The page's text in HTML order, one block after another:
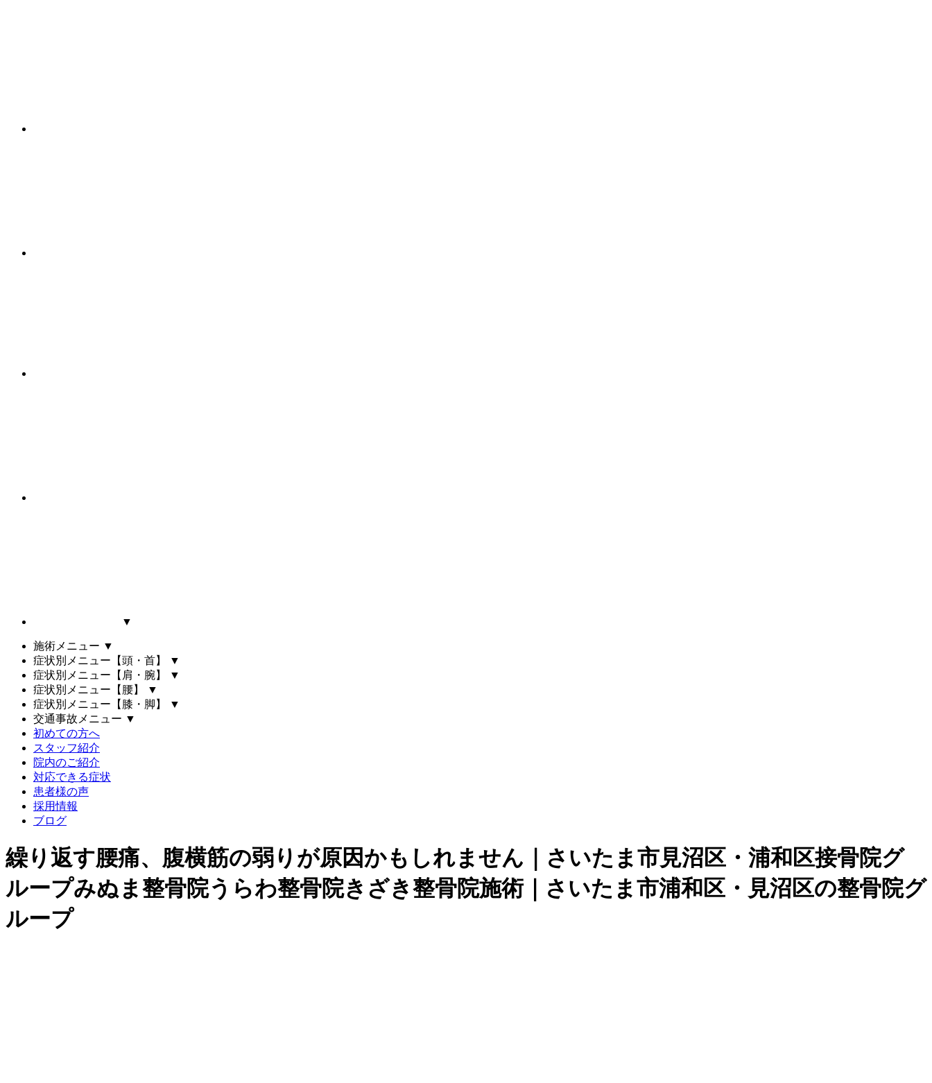
▼
施術メニュー ▼
症状別メニュー【頭・首】
▼
症状別メニュー【肩・腕】
▼
症状別メニュー【腰】
▼
症状別メニュー【膝・脚】
▼
交通事故メニュー ▼
初めての方へ
スタッフ紹介
院内のご紹介
対応できる症状
患者様の声
採用情報
ブログ
繰り返す腰痛、腹横筋の弱りが原因かもしれません｜さいたま市見沼区・浦和区接骨院グ
ループみぬま整骨院うらわ整骨院きざき整骨院施術｜さいたま市浦和区・見沼区の整骨院グ
ループ